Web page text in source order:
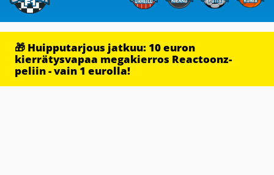
🎁 Huipputarjous jatkuu: 10 euron
kierrätysvapaa megakierros Reactoonz-
peliin - vain 1 eurolla!